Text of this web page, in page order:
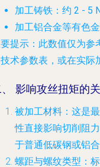
加工铸铁 ：约 2 - 5
加工铝合金等有色
提示 ：此数值仅为
术参数表，或在实际
影响攻丝扭矩的
被加工材料 ：这是
性直接影响切削阻
于普通低碳钢或铝合
螺距与螺纹类型 ：